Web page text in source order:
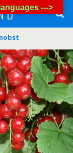
D --->